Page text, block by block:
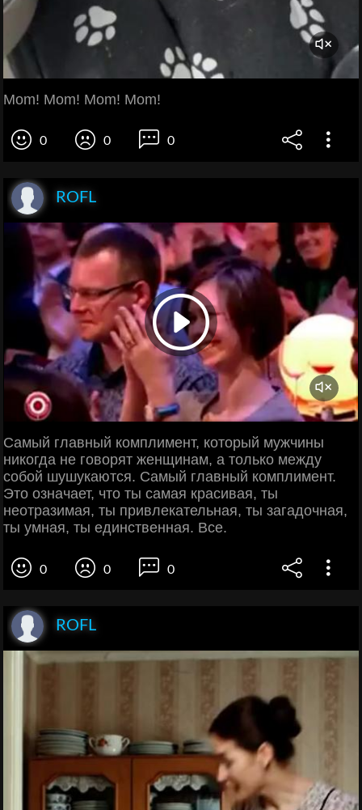
Mom! Mom! Mom! Mom!
0 0 0
ROFL
Самый главный комплимент, который мужчины
никогда не говорят женщинам, а только между
собой шушукаются. Самый главный комплимент.
Это означает, что ты самая красивая, ты
неотразимая, ты привлекательная, ты загадочная,
ты умная, ты единственная. Все.
0 0 0
ROFL